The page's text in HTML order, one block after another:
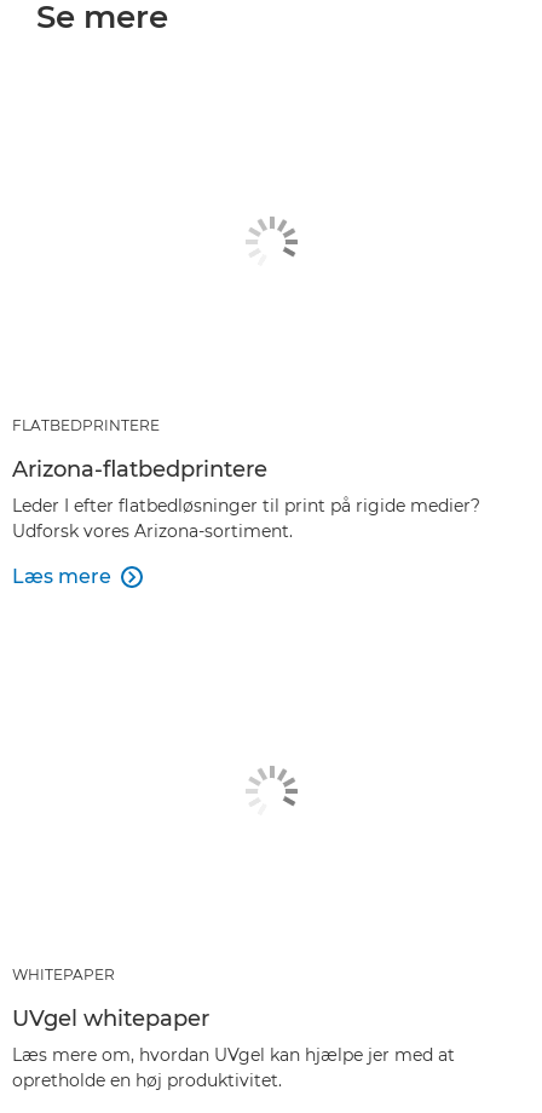
Se mere
FLATBEDPRINTERE
Arizona-flatbedprintere
Leder I efter flatbedløsninger til print på rigide medier?
Udforsk vores Arizona-sortiment.
Læs mere 
WHITEPAPER
UVgel whitepaper
Læs mere om, hvordan UVgel kan hjælpe jer med at
opretholde en høj produktivitet.